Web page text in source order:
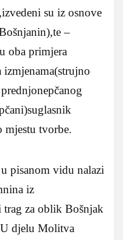
su iz osnove
–
oba primjera
mjestu tvorbe.
pisanom vidu nalazi
iz
za oblik Bošnjak
U djelu Molitva